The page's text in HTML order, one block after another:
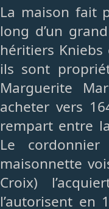
La maison fait
long d’un
héritiers
ils sont
Marguerite
acheter vers
rempart entre
Le
maisonnette
Croix)
l’autorisent en